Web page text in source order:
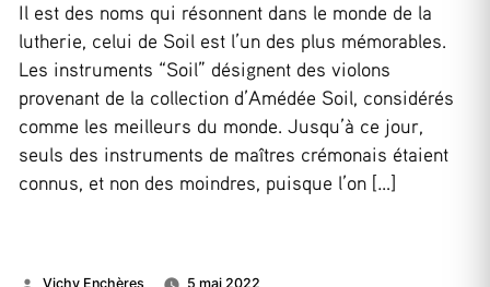
Il est des noms qui résonnent dans le monde de la
lutherie, celui de Soil est l’un des plus mémorables.
Les instruments “Soil” désignent des violons
provenant de la collection d’Amédée Soil, considérés
comme les meilleurs du monde. Jusqu’à ce jour,
seuls des instruments de maîtres crémonais étaient
connus, et non des moindres, puisque l’on […]
Publié
Vichy Enchères
5 mai 2022